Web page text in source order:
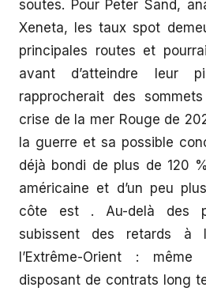
soutes. Pour Peter Sand,
Xeneta, les taux spot
principales routes et
avant d’atteindre
rapprocherait des
crise de la mer Rouge de
la guerre et sa possible
déjà bondi de plus de 120
américaine et d’un peu
côte est . Au-delà des
subissent des retards à
l’Extrême-Orient :
disposant de contrats long